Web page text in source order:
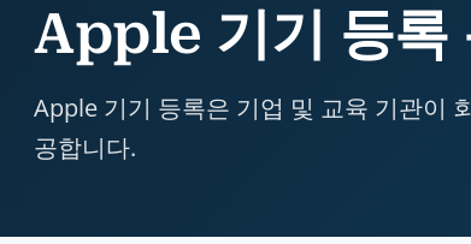
Apple 기기 등록
Apple 기기 등록은 기업 및 교육 기관이
공합니다.